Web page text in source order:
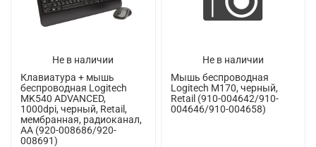
Не в наличии
Клавиатура + мышь
беспроводная Logitech
MK540 ADVANCED,
1000dpi, черный, Retail,
мембранная, радиоканал,
AA (920-008686/920-
008691)
Не в наличии
Мышь беспроводная
Logitech M170, черный,
Retail (910-004642/910-
004646/910-004658)